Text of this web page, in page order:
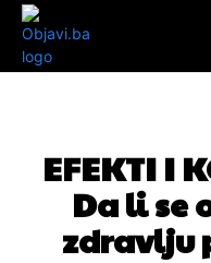
EFEKTI I
Da li se
zdravlju